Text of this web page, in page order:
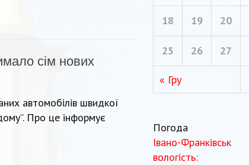
сім нових
автомобілів швидкої
Про це інформує
« Гру
18 19 20
25 26 27
Погода
Івано-Франківськ
вологість: